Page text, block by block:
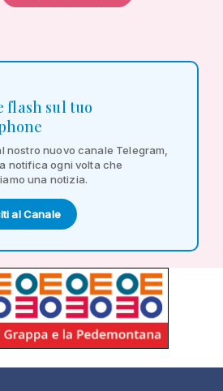
flash sul tuo
nostro nuovo canale Telegram,
notifica ogni volta che
una notizia.
al Canale